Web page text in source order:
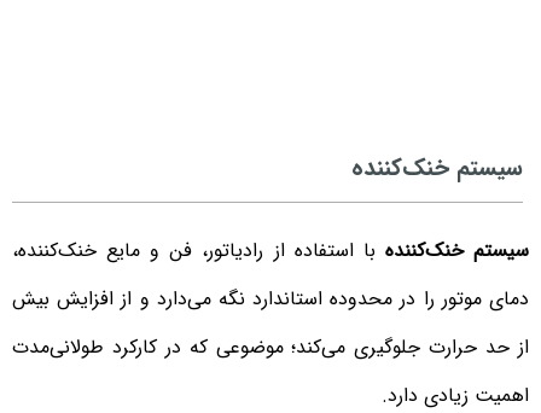
سیستم خنک‌کننده
سیستم خنک‌کننده با استفاده از رادیاتور، فن و مایع خنک‌کننده،
دمای موتور را در محدوده استاندارد نگه می‌دارد و از افزایش بیش
از حد حرارت جلوگیری می‌کند؛ موضوعی که در کارکرد طولانی‌مدت
اهمیت زیادی دارد.